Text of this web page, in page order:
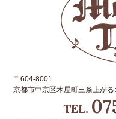
〒604-8001
京都市中京区木屋町三条上が
TEL.